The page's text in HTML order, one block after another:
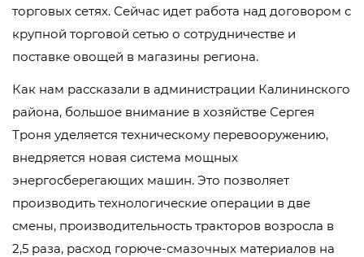
торговых сетях. Сейчас идет работа над договором с
крупной торговой сетью о сотрудничестве и
поставке овощей в магазины региона.
Как нам рассказали в администрации Калининского
района, большое внимание в хозяйстве Сергея
Троня уделяется техническому перевооружению,
внедряется новая система мощных
энергосберегающих машин. Это позволяет
производить технологические операции в две
смены, производительность тракторов возросла в
2,5 раза, расход горюче-смазочных материалов на